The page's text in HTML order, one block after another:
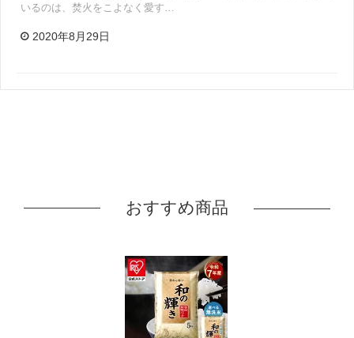
いるのは、焚火をこよなく愛す…
2020年8月29日
おすすめ商品